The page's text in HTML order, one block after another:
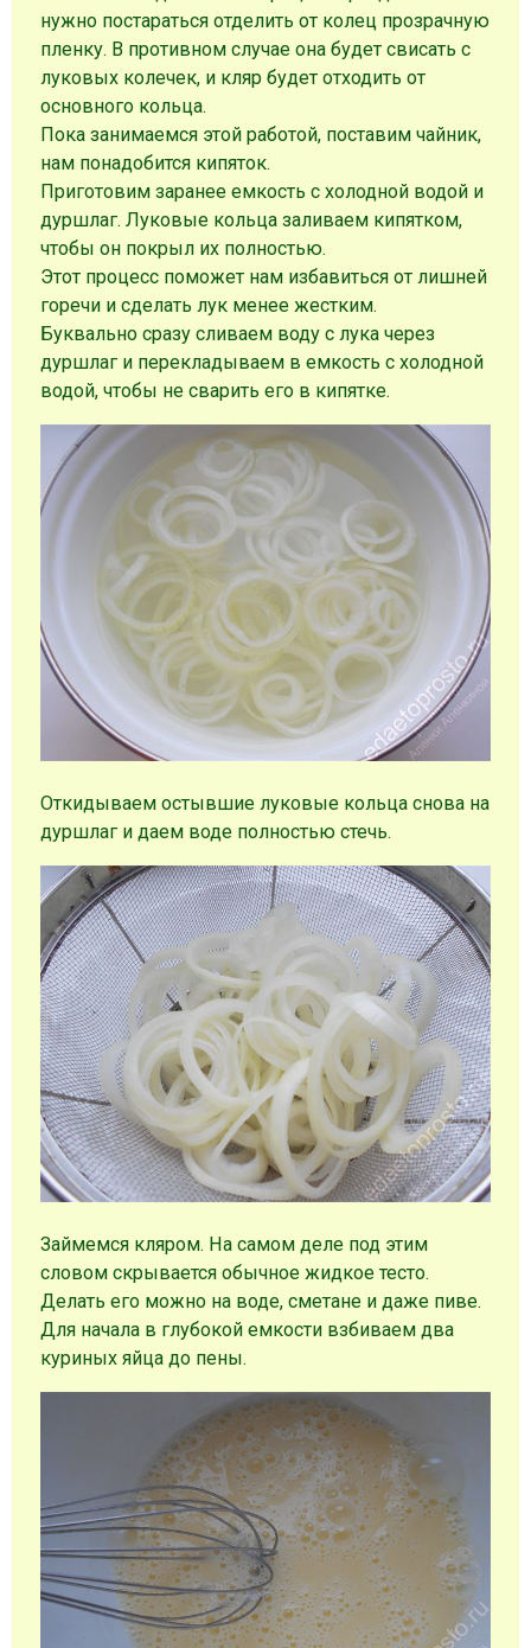
нужно постараться отделить от колец прозрачную
пленку. В противном случае она будет свисать с
луковых колечек, и кляр будет отходить от
основного кольца.
Пока занимаемся этой работой, поставим чайник,
нам понадобится кипяток.
Приготовим заранее емкость с холодной водой и
дуршлаг. Луковые кольца заливаем кипятком,
чтобы он покрыл их полностью.
Этот процесс поможет нам избавиться от лишней
горечи и сделать лук менее жестким.
Буквально сразу сливаем воду с лука через
дуршлаг и перекладываем в емкость с холодной
водой, чтобы не сварить его в кипятке.
Откидываем остывшие луковые кольца снова на
дуршлаг и даем воде полностью стечь.
Займемся кляром. На самом деле под этим
словом скрывается обычное жидкое тесто.
Делать его можно на воде, сметане и даже пиве.
Для начала в глубокой емкости взбиваем два
куриных яйца до пены.